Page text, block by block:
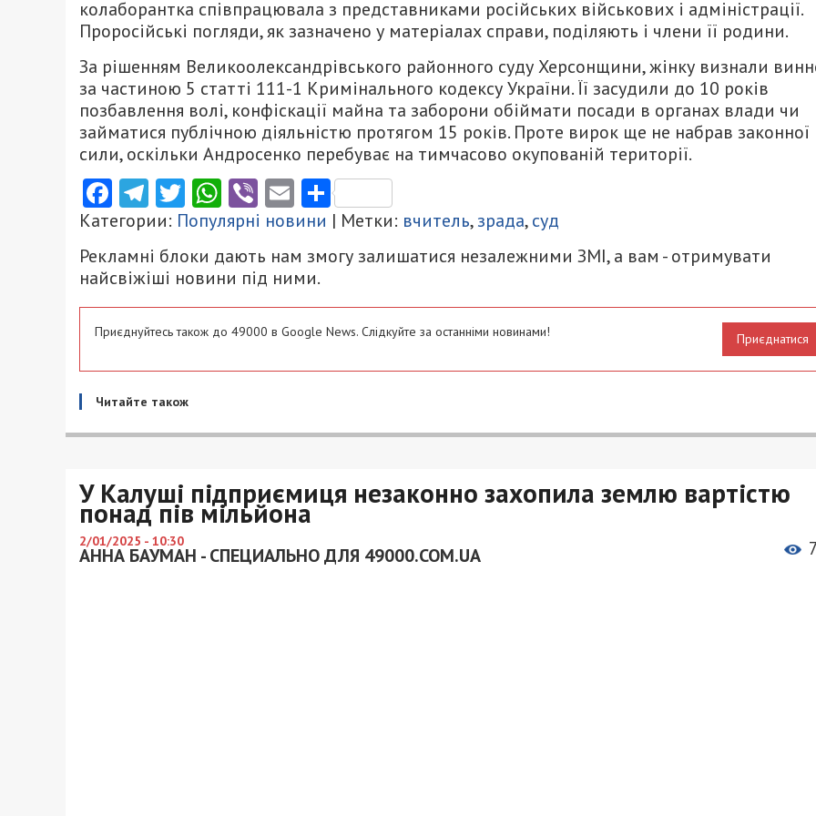
колаборантка співпрацювала з представниками російських військових і адміністрації.
Проросійські погляди, як зазначено у матеріалах справи, поділяють і члени її родини.
За рішенням Великоолександрівського районного суду Херсонщини, жінку визнали
за частиною 5 статті 111-1 Кримінального кодексу України. Її засудили до 10 років
позбавлення волі, конфіскації майна та заборони обіймати посади в органах влади чи
займатися публічною діяльністю протягом 15 років. Проте вирок ще не набрав законної
сили, оскільки Андросенко перебуває на тимчасово окупованій території.
Facebook
Telegram
Twitter
WhatsApp
ViberEmailПоділитися
Категории: Популярні новини | Метки: вчитель,зрада,суд
Рекламні блоки дають нам змогу залишатися незалежними ЗМІ, а вам - отримувати
найсвіжіші новини під ними.
Приєднуйтесь також до 49000 в Google News. Слідкуйте за останніми новинами! Приєднатися
Читайте також
У Калуші підприємиця незаконно захопила землю вартістю
понад пів мільйона
2/01/2025 - 10:30
АННА БАУМАН - СПЕЦИАЛЬНО ДЛЯ 49000.COM.UA